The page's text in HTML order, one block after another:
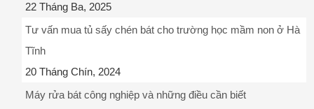
22 Tháng Ba, 2025
Tư vấn mua tủ sấy chén bát cho trường học mầm non ở Hà
Tĩnh
20 Tháng Chín, 2024
Máy rửa bát công nghiệp và những điều cần biết